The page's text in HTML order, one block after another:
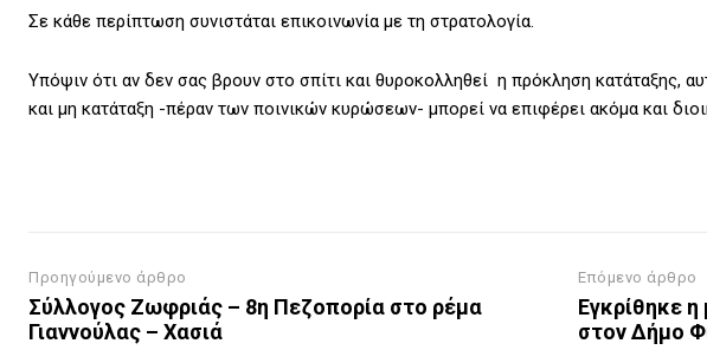
Σε κάθε περίπτωση συνιστάται επικοινωνία με τη στρατολογία.
Υπόψιν ότι αν δεν σας βρουν στο σπίτι και θυροκολληθεί η πρόκληση κατάταξης,
και μη κατάταξη -πέραν των ποινικών κυρώσεων- μπορεί να επιφέρει ακόμα και
Προηγούμενο άρθρο
Σύλλογος Ζωφριάς – 8η Πεζοπορία στο ρέμα
Γιαννούλας – Χασιά
Επόμενο άρθρο
Εγκρίθηκε
στον Δήμο